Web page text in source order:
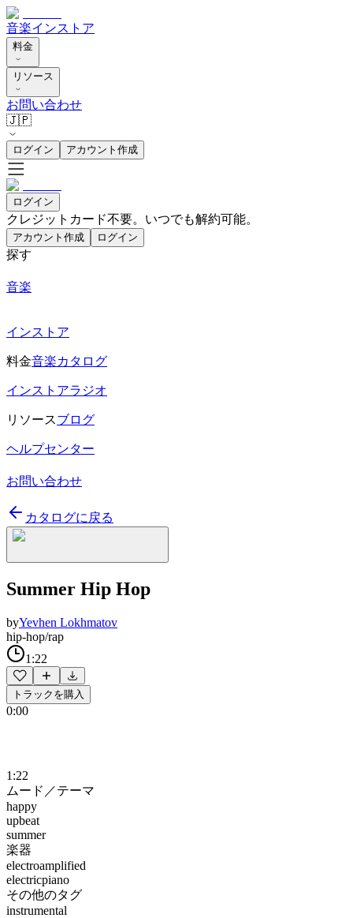
音楽インストア
料金
リソース
お問い合わせ
🇯🇵
ログイン アカウント作成
ログイン
クレジットカード不要。いつでも解約可能。
アカウント作成 ログイン
探す
音楽
インストア
料金音楽カタログ
インストアラジオ
リソースブログ
ヘルプセンター
お問い合わせ
カタログに戻る
Summer Hip Hop
byYevhen Lokhmatov
hip-hop/rap
1:22
トラックを購入
0:00
1:22
ムード／テーマ
happy
upbeat
summer
楽器
electroamplified
electricpiano
その他のタグ
instrumental